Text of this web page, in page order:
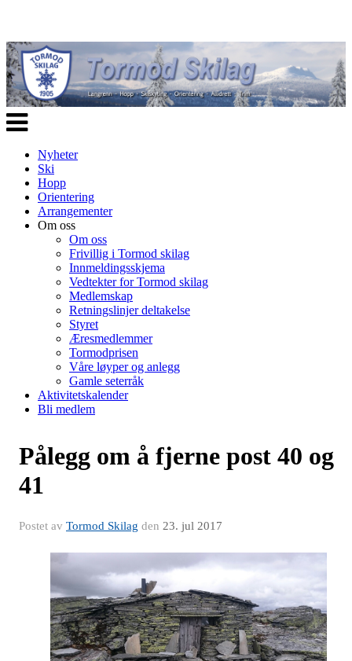
Veksle
navigasjon
Nyheter
Ski
Hopp
Orientering
Arrangementer
Om oss
Om oss
Frivillig i Tormod skilag
Innmeldingsskjema
Vedtekter for Tormod skilag
Medlemskap
Retningslinjer deltakelse
Styret
Æresmedlemmer
Tormodprisen
Våre løyper og anlegg
Gamle seterråk
Aktivitetskalender
Bli medlem
Pålegg om å fjerne post 40 og
41
Postet av Tormod Skilag den 23. jul 2017